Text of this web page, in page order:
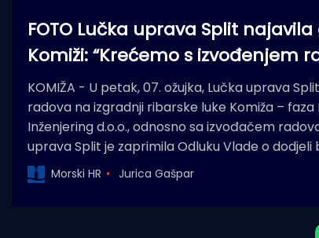
FOTO Lučka uprava Split
Komiži: “Krećemo s izvođenjem
KOMIŽA - U petak, 07. ožujka, Lučka uprava
radova na izgradnji ribarske luke Komiža –
Inženjering d.o.o., odnosno sa izvođačem
uprava Split je zaprimila Odluku Vlade o
Morski HR Jurica Gašpar